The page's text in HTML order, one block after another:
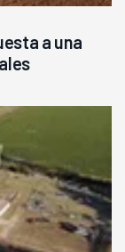
a una